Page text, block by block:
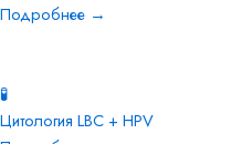
Подробнее →
🧪
Цитология LBC + HPV